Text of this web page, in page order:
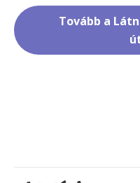
Tovább a